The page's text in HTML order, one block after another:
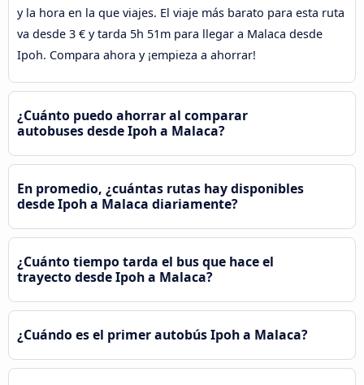
y la hora en la que viajes. El viaje más barato para esta ruta
va desde 3 € y tarda 5h 51m para llegar a Malaca desde
Ipoh. Compara ahora y ¡empieza a ahorrar!
¿Cuánto puedo ahorrar al comparar
autobuses desde Ipoh a Malaca?
En promedio, ¿cuántas rutas hay disponibles
desde Ipoh a Malaca diariamente?
¿Cuánto tiempo tarda el bus que hace el
trayecto desde Ipoh a Malaca?
¿Cuándo es el primer autobús Ipoh a Malaca?